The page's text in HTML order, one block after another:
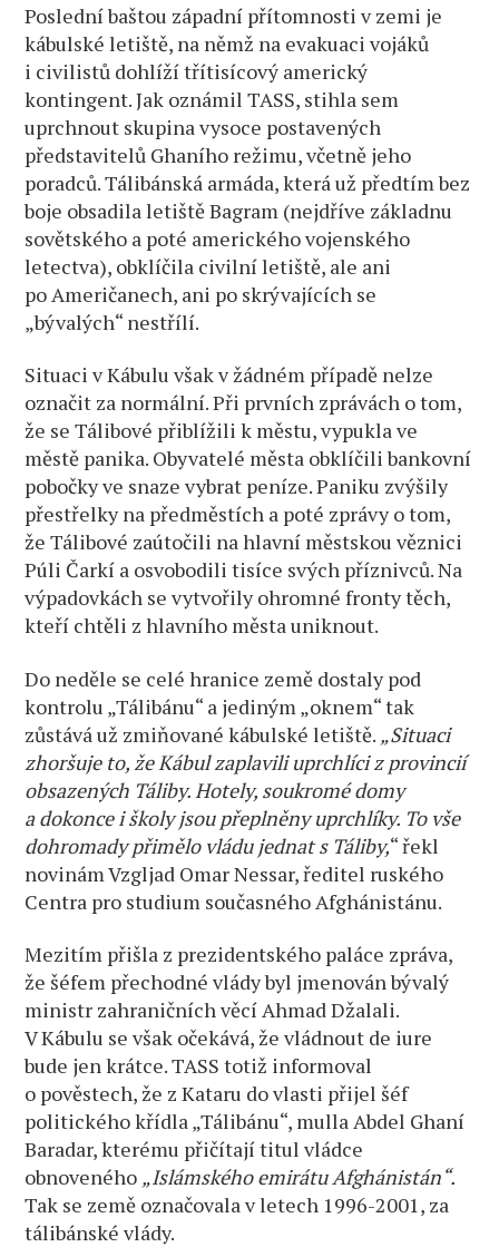
Poslední baštou západní přítomnosti v zemi je
kábulské letiště, na němž na evakuaci vojáků
i civilistů dohlíží třítisícový americký
kontingent. Jak oznámil TASS, stihla sem
uprchnout skupina vysoce postavených
představitelů Ghaního režimu, včetně jeho
poradců. Tálibánská armáda, která už předtím bez
boje obsadila letiště Bagram (nejdříve základnu
sovětského a poté amerického vojenského
letectva), obklíčila civilní letiště, ale ani
po Američanech, ani po skrývajících se
„bývalých“ nestřílí.
Situaci v Kábulu však v žádném případě nelze
označit za normální. Při prvních zprávách o tom,
že se Tálibové přiblížili k městu, vypukla ve
městě panika. Obyvatelé města obklíčili bankovní
pobočky ve snaze vybrat peníze. Paniku zvýšily
přestřelky na předměstích a poté zprávy o tom,
že Tálibové zaútočili na hlavní městskou věznici
Púli Čarkí a osvobodili tisíce svých příznivců. Na
výpadovkách se vytvořily ohromné fronty těch,
kteří chtěli z hlavního města uniknout.
Do neděle se celé hranice země dostaly pod
kontrolu „Tálibánu“ a jediným „oknem“ tak
zůstává už zmiňované kábulské letiště. „Situaci
zhoršuje to, že Kábul zaplavili uprchlíci z provincií
obsazených Táliby. Hotely, soukromé domy
a dokonce i školy jsou přeplněny uprchlíky. To vše
dohromady přimělo vládu jednat s Táliby,“ řekl
novinám Vzgljad Omar Nessar, ředitel ruského
Centra pro studium současného Afghánistánu.
Mezitím přišla z prezidentského paláce zpráva,
že šéfem přechodné vlády byl jmenován bývalý
ministr zahraničních věcí Ahmad Džalali.
V Kábulu se však očekává, že vládnout de iure
bude jen krátce. TASS totiž informoval
o pověstech, že z Kataru do vlasti přijel šéf
politického křídla „Tálibánu“, mulla Abdel Ghaní
Baradar, kterému přičítají titul vládce
obnoveného „Islámského emirátu Afghánistán“.
Tak se země označovala v letech 1996-2001, za
tálibánské vlády.